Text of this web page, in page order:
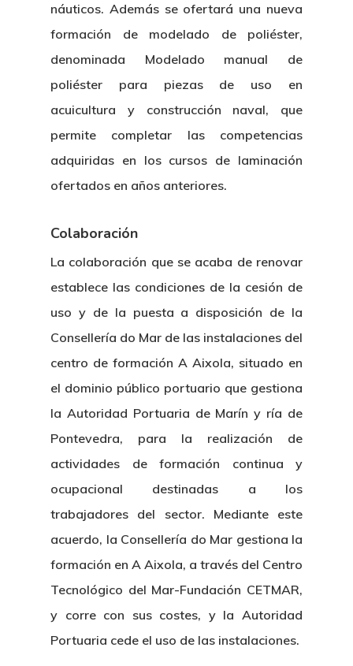
náuticos. Además se ofertará una nueva
formación de modelado de poliéster,
denominada Modelado manual de
poliéster para piezas de uso en
acuicultura y construcción naval, que
permite completar las competencias
adquiridas en los cursos de laminación
ofertados en años anteriores.
Colaboración
La colaboración que se acaba de renovar
establece las condiciones de la cesión de
uso y de la puesta a disposición de la
Consellería do Mar de las instalaciones del
centro de formación A Aixola, situado en
el dominio público portuario que gestiona
la Autoridad Portuaria de Marín y ría de
Pontevedra, para la realización de
actividades de formación continua y
ocupacional destinadas a los
trabajadores del sector. Mediante este
acuerdo, la Consellería do Mar gestiona la
formación en A Aixola, a través del Centro
Tecnológico del Mar-Fundación CETMAR,
y corre con sus costes, y la Autoridad
Portuaria cede el uso de las instalaciones.
Nosotros
Organización
Novedades